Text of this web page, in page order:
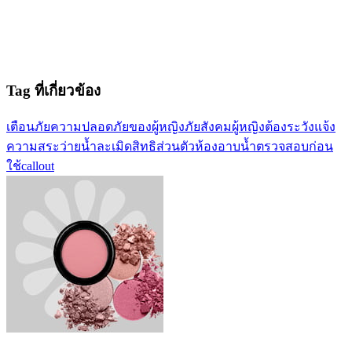
Tag ที่เกี่ยวข้อง
เตือนภัยความปลอดภัยของผู้หญิงภัยสังคมผู้หญิงต้องระวังแจ้ง
ความสระว่ายน้ำละเมิดสิทธิส่วนตัวห้องอาบน้ำตรวจสอบก่อน
ใช้callout